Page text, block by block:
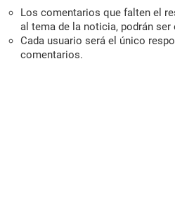
Los comentarios que falten el
al tema de la noticia, podrán ser
Cada usuario será el único
comentarios.